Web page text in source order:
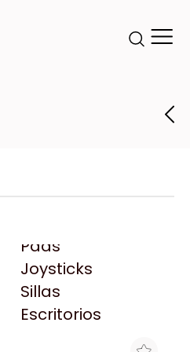
Pads
Joysticks
Sillas
Escritorios